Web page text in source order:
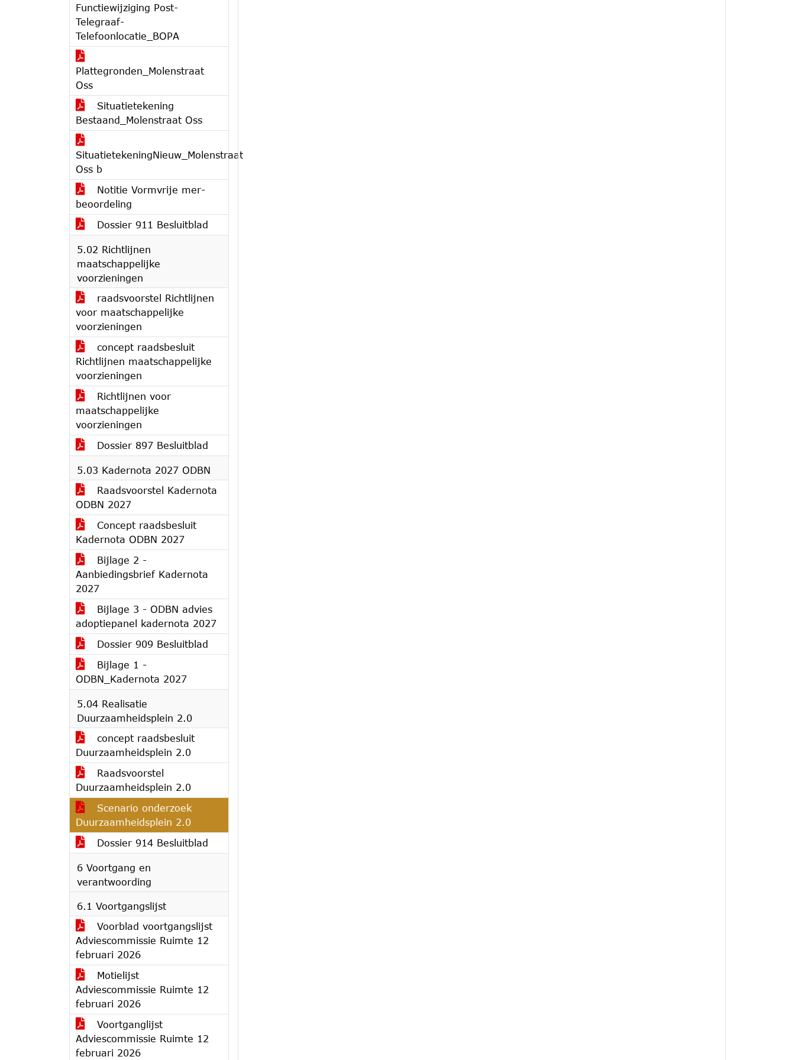
Functiewijziging Post-
Telegraaf-
Telefoonlocatie_BOPA
Plattegronden_Molenstraat
Oss
Situatietekening
Bestaand_Molenstraat Oss
SituatietekeningNieuw_Molenstraat
Oss b
Notitie Vormvrije mer-
beoordeling
Dossier 911 Besluitblad
5.02 Richtlijnen
maatschappelijke
voorzieningen
raadsvoorstel Richtlijnen
voor maatschappelijke
voorzieningen
concept raadsbesluit
Richtlijnen maatschappelijke
voorzieningen
Richtlijnen voor
maatschappelijke
voorzieningen
Dossier 897 Besluitblad
5.03 Kadernota 2027 ODBN
Raadsvoorstel Kadernota
ODBN 2027
Concept raadsbesluit
Kadernota ODBN 2027
Bijlage 2 -
Aanbiedingsbrief Kadernota
2027
Bijlage 3 - ODBN advies
adoptiepanel kadernota 2027
Dossier 909 Besluitblad
Bijlage 1 -
ODBN_Kadernota 2027
5.04 Realisatie
Duurzaamheidsplein 2.0
concept raadsbesluit
Duurzaamheidsplein 2.0
Raadsvoorstel
Duurzaamheidsplein 2.0
Scenario onderzoek
Duurzaamheidsplein 2.0
Dossier 914 Besluitblad
6 Voortgang en
verantwoording
6.1 Voortgangslijst
Voorblad voortgangslijst
Adviescommissie Ruimte 12
februari 2026
Motielijst
Adviescommissie Ruimte 12
februari 2026
Voortganglijst
Adviescommissie Ruimte 12
februari 2026